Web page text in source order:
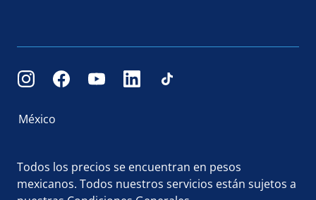
México
Todos los precios se encuentran en pesos
mexicanos. Todos nuestros servicios están sujetos a